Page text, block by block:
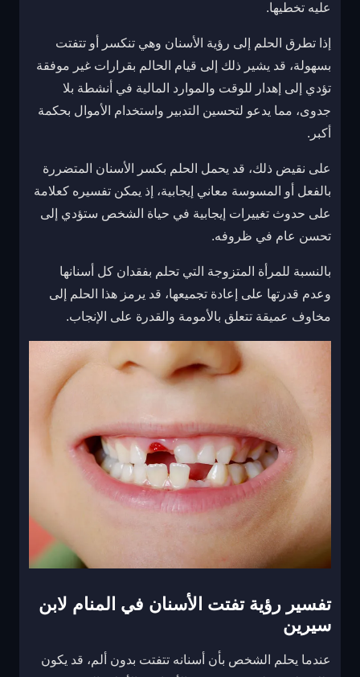
عليه تخطيها.
إذا تطرق الحلم إلى رؤية الأسنان وهي تنكسر أو تتفتت
بسهولة، قد يشير ذلك إلى قيام الحالم بقرارات غير موفقة
تؤدي إلى إهدار للوقت والموارد المالية في أنشطة بلا
جدوى، مما يدعو لتحسين التدبير واستخدام الأموال بحكمة
أكبر.
على نقيض ذلك، قد يحمل الحلم بكسر الأسنان المتضررة
بالفعل أو المسوسة معاني إيجابية، إذ يمكن تفسيره كعلامة
على حدوث تغييرات إيجابية في حياة الشخص ستؤدي إلى
تحسن عام في ظروفه.
بالنسبة للمرأة المتزوجة التي تحلم بفقدان كل أسنانها
وعدم قدرتها على إعادة تجميعها، قد يرمز هذا الحلم إلى
مخاوف عميقة تتعلق بالأمومة والقدرة على الإنجاب.
تفسير رؤية تفتت الأسنان في المنام لابن
سيرين
عندما يحلم الشخص بأن أسنانه تتفتت بدون ألم، قد يكون